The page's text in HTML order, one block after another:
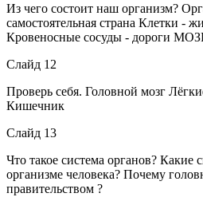
Из чего состоит наш организм?
самостоятельная страна Клетки -
Кровеносные сосуды - дороги
Слайд 12
Проверь себя. Головной мозг
Кишечник
Слайд 13
Что такое система органов? Какие
организме человека? Почему
правительством ?